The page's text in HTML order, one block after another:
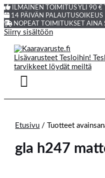
ILMAINEN TOIMITUS YLI 90 €
14 PÄIVÄN PALAUTUSOIKEUS
NOPEAT TOIMITUKSET AINA
Siirry sisältöön
Etusivu / Tuotteet
gla h247